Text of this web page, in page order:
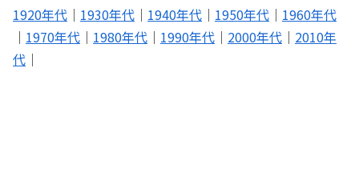
1920年代 ｜ 1930年代 ｜ 1940年代 ｜ 1950年代 ｜ 1960年代
｜ 1970年代 ｜ 1980年代 ｜ 1990年代 ｜ 2000年代 ｜ 2010年
代 ｜